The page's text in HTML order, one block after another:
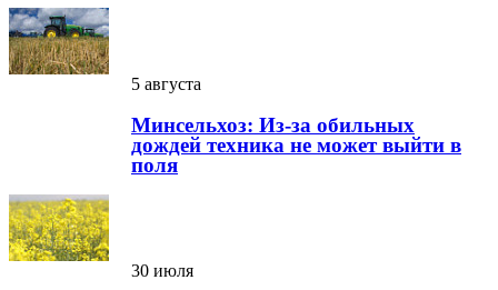
5 августа
Минсельхоз: Из-за обильных
дождей техника не может выйти в
поля
30 июля